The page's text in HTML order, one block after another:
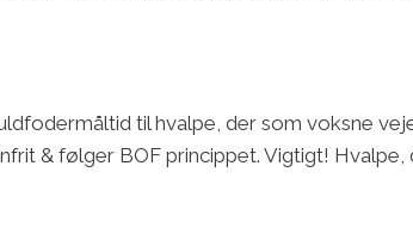
til hvalpe, der som voksne
& følger BOF princippet. Vigtigt!